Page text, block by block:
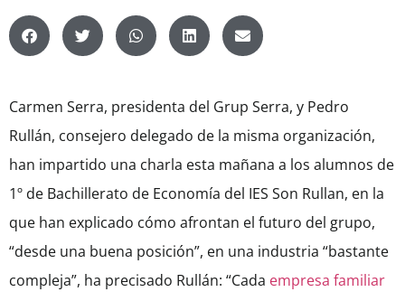
Carmen Serra, presidenta del Grup Serra, y Pedro
Rullán, consejero delegado de la misma organización,
han impartido una charla esta mañana a los alumnos de
1º de Bachillerato de Economía del IES Son Rullan, en la
que han explicado cómo afrontan el futuro del grupo,
“desde una buena posición”, en una industria “bastante
compleja”, ha precisado Rullán: “Cada empresa familiar